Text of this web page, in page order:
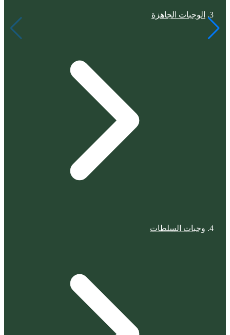
الوجبات الجاهزة
وجبات السلطات